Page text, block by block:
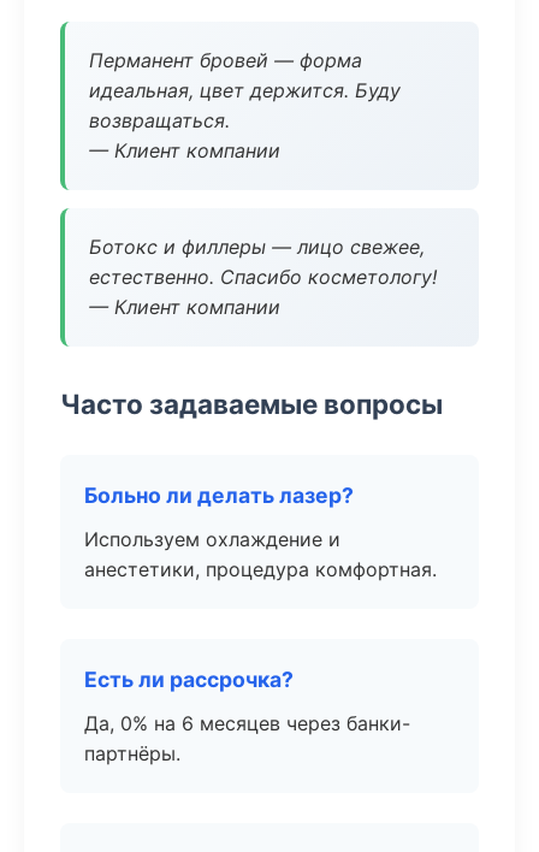
Перманент бровей — форма
идеальная, цвет держится. Буду
возвращаться.
— Клиент компании
Ботокс и филлеры — лицо свежее,
естественно. Спасибо косметологу!
— Клиент компании
Часто задаваемые вопросы
Больно ли делать лазер?
Используем охлаждение и
анестетики, процедура комфортная.
Есть ли рассрочка?
Да, 0% на 6 месяцев через банки-
партнёры.